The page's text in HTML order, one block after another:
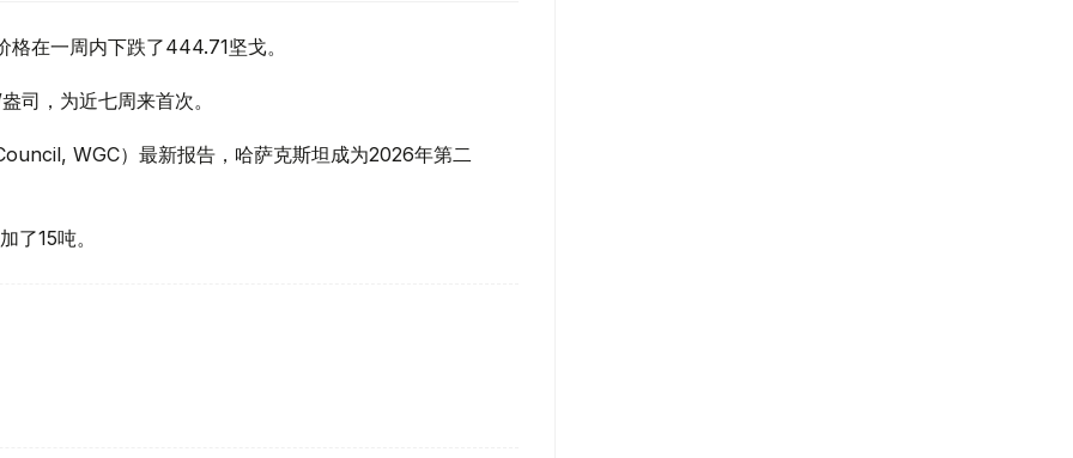
在一周内下跌了444.71坚戈。
司，为近七周来首次。
WGC）最新报告，哈萨克斯坦成为2026年第二
了15吨。